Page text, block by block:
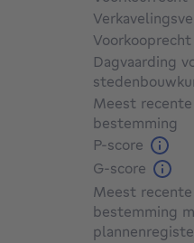
Voorkooprecht
Dagvaarding
Meest
bestemming
P-score
G-score
Meest
bestemming